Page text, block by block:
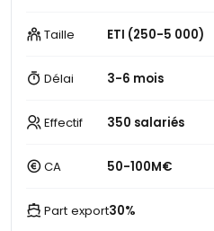
Taille ETI (250-5 000)
Délai 3-6 mois
Effectif 350 salariés
CA 50-100M€
Part export30%